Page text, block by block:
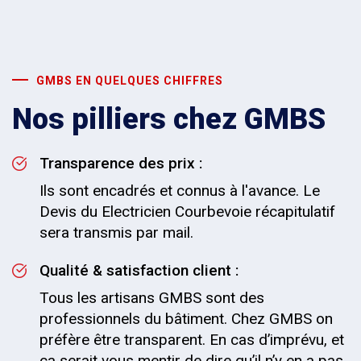
GMBS EN QUELQUES CHIFFRES
Nos pilliers chez GMBS
Transparence des prix :
Ils sont encadrés et connus à l'avance. Le
Devis du Electricien Courbevoie récapitulatif
sera transmis par mail.
Qualité & satisfaction client :
Tous les artisans GMBS sont des
professionnels du bâtiment. Chez GMBS on
préfère être transparent. En cas d’imprévu, et